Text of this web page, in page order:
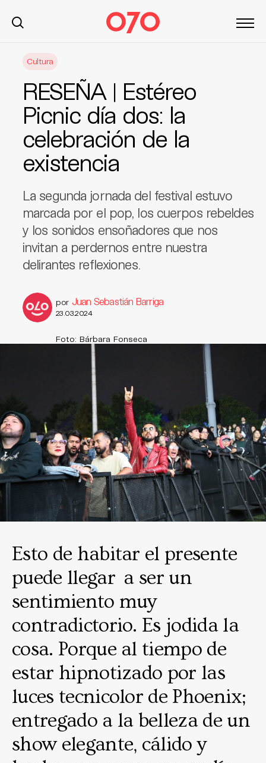
Cultura
RESEÑA | Estéreo
Picnic día dos: la
celebración de la
existencia
La segunda jornada del festival estuvo
marcada por el pop, los cuerpos rebeldes
y los sonidos ensoñadores que nos
invitan a perdernos entre nuestra
delirantes reflexiones.
por Juan Sebastián Barriga
23.03.2024
Foto: Bárbara Fonseca
Esto de habitar el presente
puede llegar a ser un
sentimiento muy
contradictorio. Es jodida la
cosa. Porque al tiempo de
estar hipnotizado por las
luces tecnicolor de Phoenix;
entregado a la belleza de un
show elegante, cálido y